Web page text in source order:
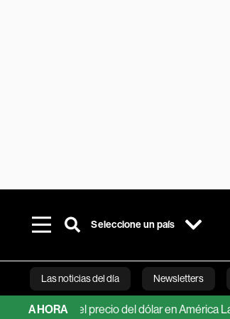
Seleccione un país
Las noticias del día Newsletters
AHORA
del precio del dólar en América Latina